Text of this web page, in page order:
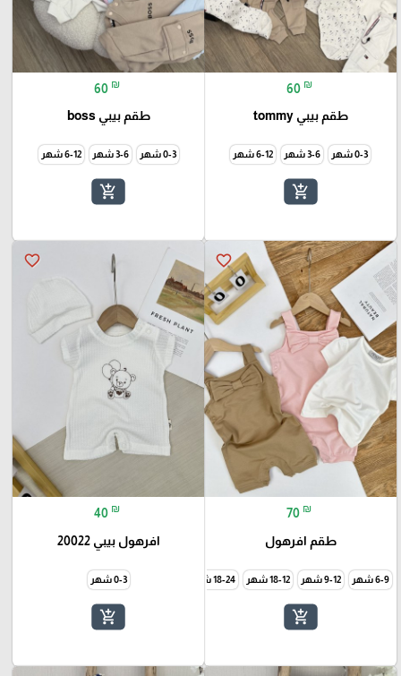
60 ₪
طقم بيبي tommy
0-3 شهر 3-6 شهر 6-12 شهر
add_shopping_cart
60 ₪
طقم بيبي boss
0-3 شهر 3-6 شهر 6-12 شهر
add_shopping_cart
favorite_border
70 ₪
طقم افرهول
6-9 شهر 9-12 شهر 18-12 شهر 18-24 شهر
add_shopping_cart
favorite_border
40 ₪
افرهول بيبي 20022
0-3 شهر
add_shopping_cart